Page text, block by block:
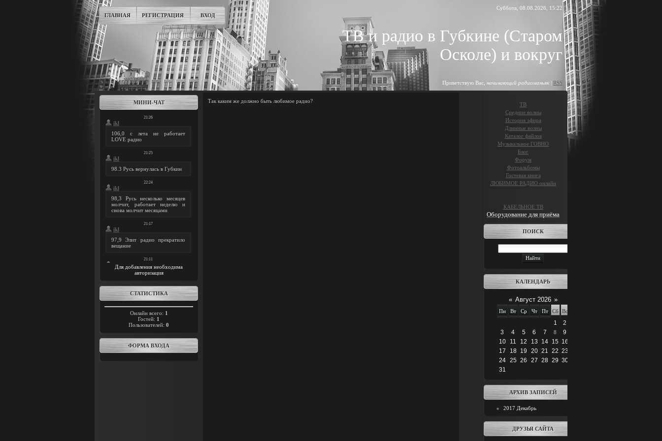
ГЛАВНАЯ РЕГИСТРАЦИЯ ВХОД
Суббота, 08.08.2026, 15:22
ТВ и радио в Губкине (Старом
Осколе) и вокруг
Приветствую Вас начинающий радиоманьяк | RSS
МИНИ-ЧАТ
Для добавления необходима
авторизация
СТАТИСТИКА
Онлайн всего: 1
Гостей: 1
Пользователей: 0
ФОРМА ВХОДА
Так каким же должно быть любимое радио?
ТВ
Средние волны
История эфира
Длинные волны
Каталог файлов
Музыкальное ГОВНО
Блог
Форум
Фотоальбомы
Гостевая книга
ЛЮБИМОЕ РАДИО онлайн
КАБЕЛЬНОЕ ТВ
Оборудование для приёма
ПОИСК
КАЛЕНДАРЬ
« Август 2026 »
Пн Вт Ср Чт Пт Сб Вс
1
2
3
4 5 6 7 8
9
10
11 12 13 14 15 16
17
18 19 20 21 22 23
24
25 26 27 28 29 30
31
АРХИВ ЗАПИСЕЙ
2017 Декабрь
ДРУЗЬЯ САЙТА